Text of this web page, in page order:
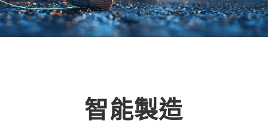
智能製造